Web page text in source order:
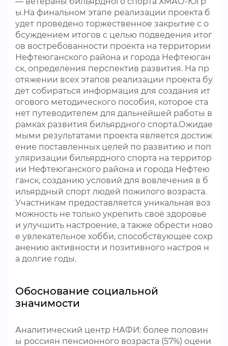
ы.На финальном этапе реализации проекта б
удет проведено торжественное закрытие с о
бсуждением итогов с целью подведения итог
ов востребованности проекта на территории
Нефтеюганского района и города Нефтеюган
ск, определения перспектив развития. На пр
отяжении всех этапов реализации проекта бу
дет собираться информация для создания ит
огового методического пособия, которое ста
нет путеводителем для дальнейшей работы в
рамках развития бильярдного спорта.Ожидае
мыми результатами проекта является достиж
ение поставленных целей по развитию и поп
уляризации бильярдного спорта на территор
ии Нефтеюганского района и города Нефтею
ганск, созданию условий для вовлечения в б
ильярдный спорт людей пожилого возраста.
Участникам предоставляется уникальная воз
можность не только укрепить своё здоровье
и улучшить настроение, а также обрести ново
е увлекательное хобби, способствующее сохр
анению активности и позитивного настроя н
а долгие годы.
Обоснование социальной
значимости
Аналитический центр НАФИ: более половин
ы россиян пенсионного возраста (57%) оцени